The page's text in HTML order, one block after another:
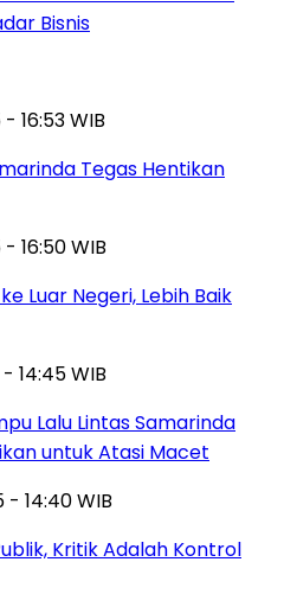
Bisnis
16:53 WIB
Tegas Hentikan
16:50 WIB
Luar Negeri, Lebih Baik
14:45 WIB
Lalu Lintas Samarinda
untuk Atasi Macet
14:40 WIB
Kritik Adalah Kontrol